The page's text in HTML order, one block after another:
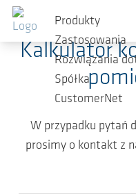
Przejdź do głównej
Produkty
Zastosowania
Rozwiązania
Spółka
CustomerNet
Kalkulator
W przypadku pytań
prosimy o kontakt z